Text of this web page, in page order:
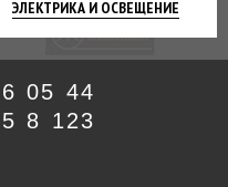
ЭЛЕКТРИКА И ОСВЕЩЕНИЕ
05 44
8 123